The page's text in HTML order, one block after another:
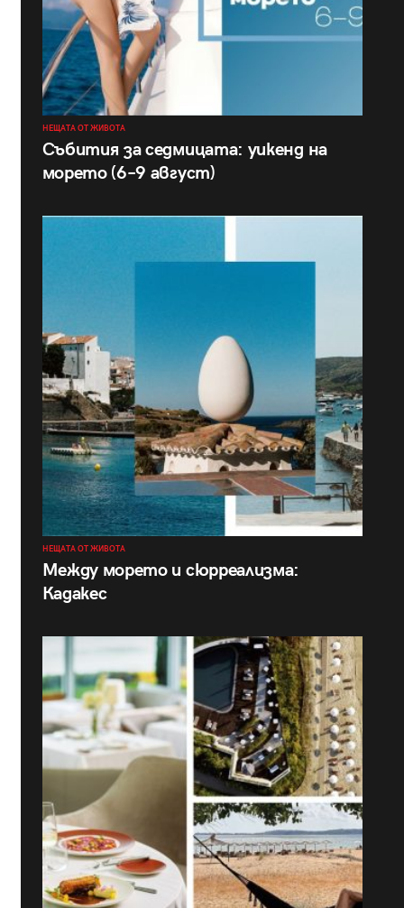
НЕЩАТА ОТ ЖИВОТА
Събития за седмицата: уикенд на
морето (6–9 август)
НЕЩАТА ОТ ЖИВОТА
Между морето и сюрреализма:
Кадакес